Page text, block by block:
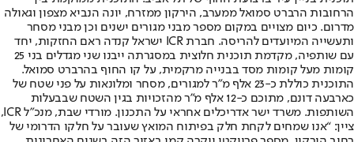
הרחובות הרברט סמואל ממערב, הירקון ממזרח, יונה הנביא מצפון וגאולה
מדרום. כיום מצויים במקום מספר מבני מגורים ישנים וכן מבני מסחר
ותעשייה המיועדים להריסה. חברת ICR ישראל קנדה ראם החזקות, יחד
עם שותפיה, מקדמת תוכנית חלוצית במסגרתה ייבנו שני מגדלים בני 25
קומות מעל קומות מסד בבנייה מרקמית, על קו החוף בהרברט סמואל.
התוכנית כוללת כ-23 אלף מ"ר למגורים, מסחר ומלונאות על פני שטח של
כארבעה דונם, מתוכם כ-12 אלף מ"ר מהזכויות בגין השטח שבבעלות
השותפות. משרד ישר אדריכלים אחראי על התכנון. מורדי שבת, מנכ"ל ICR,
ציין: “אנו שמחים לקחת חלק בפיתוח המואץ שעובר על חלקו הדרומי של